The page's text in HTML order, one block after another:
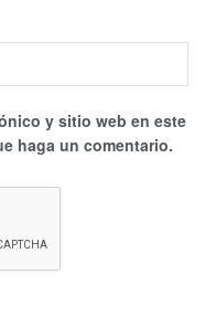
y sitio web en este
haga un comentario.